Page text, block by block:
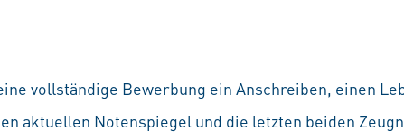
vollständige Bewerbung ein Anschreiben, einen
aktuellen Notenspiegel und die letzten beiden